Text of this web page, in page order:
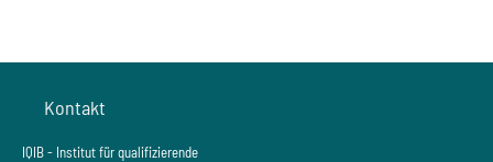
Kontakt
IQIB - Institut für qualifizierende